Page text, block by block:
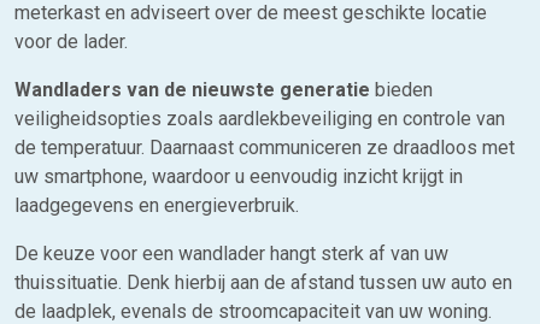
meterkast en adviseert over de meest geschikte locatie
voor de lader.
Wandladers van de nieuwste generatie bieden
veiligheidsopties zoals aardlekbeveiliging en controle van
de temperatuur. Daarnaast communiceren ze draadloos met
uw smartphone, waardoor u eenvoudig inzicht krijgt in
laadgegevens en energieverbruik.
De keuze voor een wandlader hangt sterk af van uw
thuissituatie. Denk hierbij aan de afstand tussen uw auto en
de laadplek, evenals de stroomcapaciteit van uw woning.